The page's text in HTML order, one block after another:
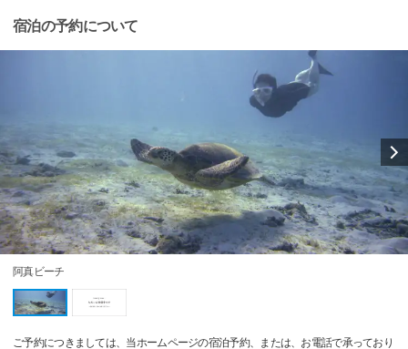
宿泊の予約について
阿真ビーチ
ご予約につきましては、当ホームページの宿泊予約、または、お電話で承っており